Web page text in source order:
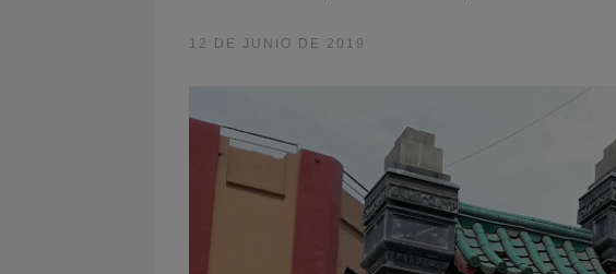
12 DE JUNIO DE 2019